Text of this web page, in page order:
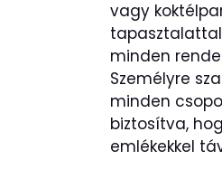
vagy
tapasztalattal
minden
Személyre
minden
biztosítva,
emlékekkel